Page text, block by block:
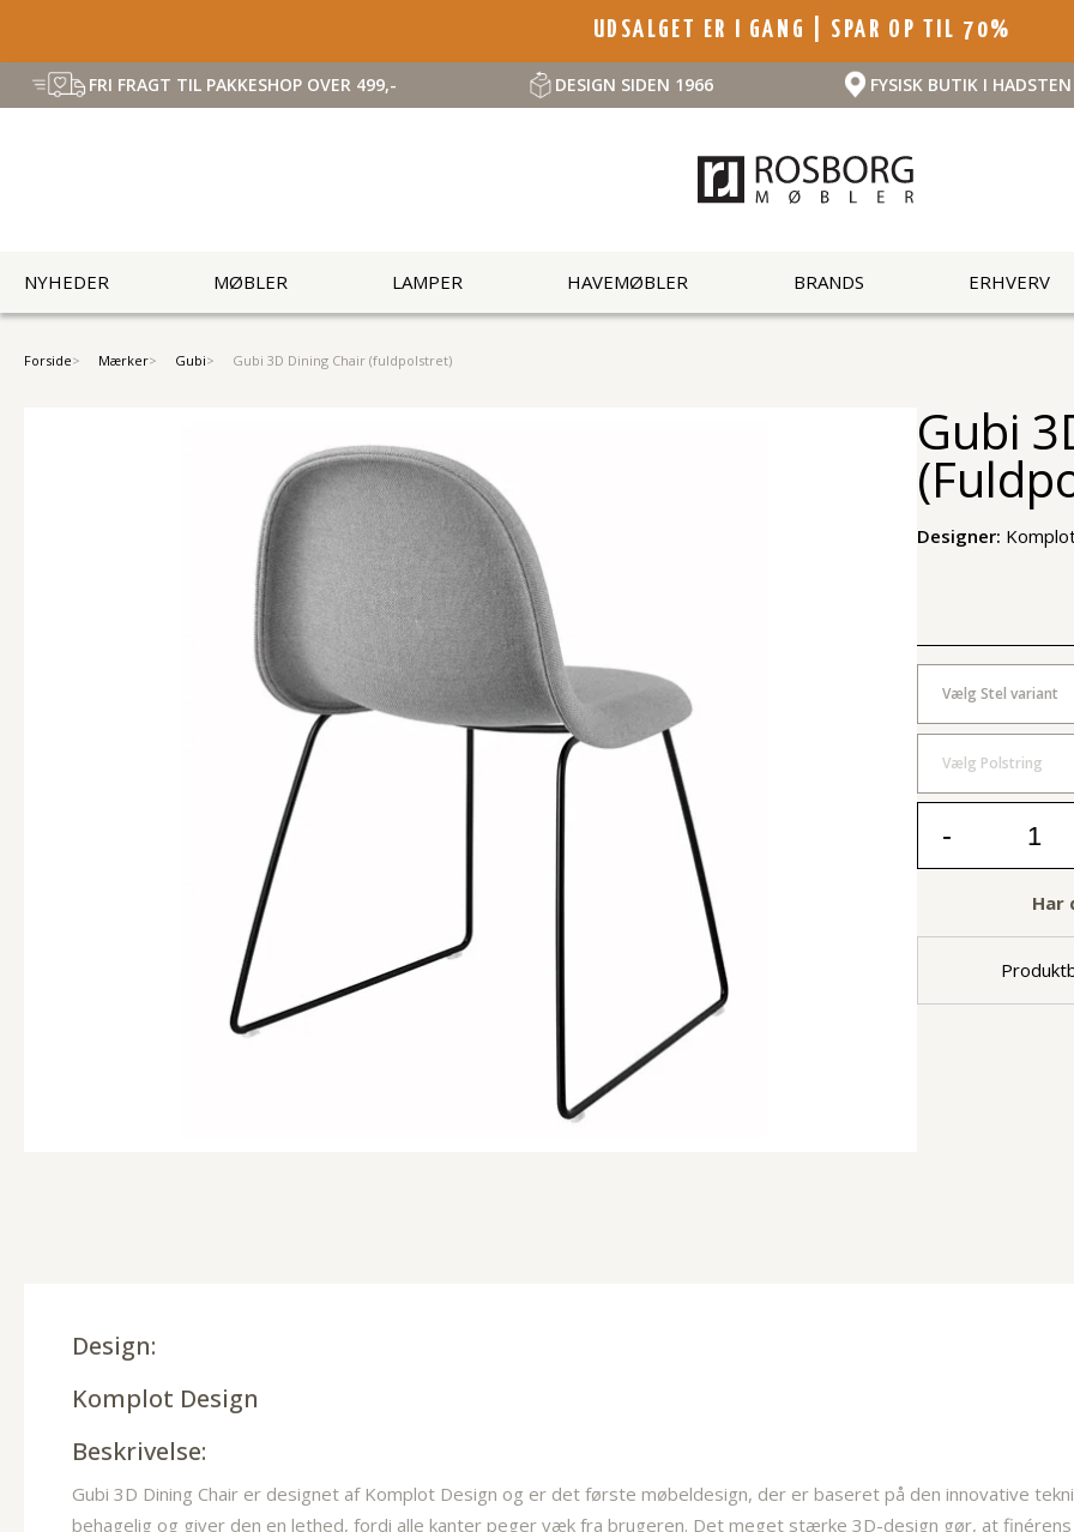
UDSALGET ER I GANG | SPAR OP TIL 70%
FRI FRAGT TIL PAKKESHOP OVER 499,- DESIGN SIDEN 1966 FYSISK BUTIK I HADSTEN
NYHEDER MØBLER LAMPER HAVEMØBLER BRANDS ERHVERV
Forside Mærker Gubi Gubi 3D Dining Chair (fuldpolstret)
Gubi
Designer:
Vælg Stel variant
Vælg Polstring
-
Har
Design:
Komplot Design
Beskrivelse:
Gubi 3D Dining Chair er designet af Komplot Design og er det første møbeldesign, der er baseret på den innovative
behagelig og giver den en lethed, fordi alle kanter peger væk fra brugeren. Det meget stærke 3D-design gør, at